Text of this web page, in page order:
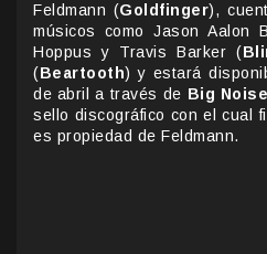
Feldmann (Goldfinger),
músicos como Jason Aalon
Hoppus y Travis Barker (
(Beartooth) y estará
de abril a través de Big
sello discográfico con el cual
es propiedad de Feldmann.